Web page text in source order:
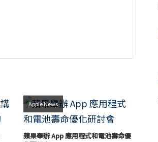
Apple News
蘋果舉辦 App 應用程式和電池壽命優